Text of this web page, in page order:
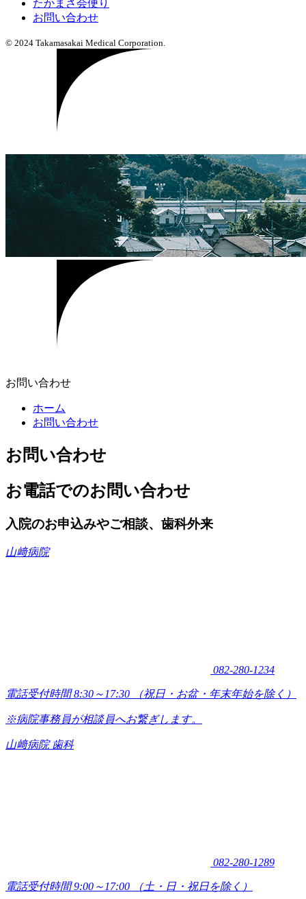
たかまさ会便り
お問い合わせ
© 2024 Takamasakai Medical Corporation.
お問い合わせ
ホーム
お問い合わせ
お問い合わせ
お電話でのお問い合わせ
入院のお申込みやご相談、歯科外来
山﨑病院
082-280-1234
電話受付時間 8:30～17:30 （祝日・お盆・年末年始を除く）
※病院事務員が相談員へお繋ぎします。
山﨑病院 歯科
082-280-1289
電話受付時間 9:00～17:00 （土・日・祝日を除く）